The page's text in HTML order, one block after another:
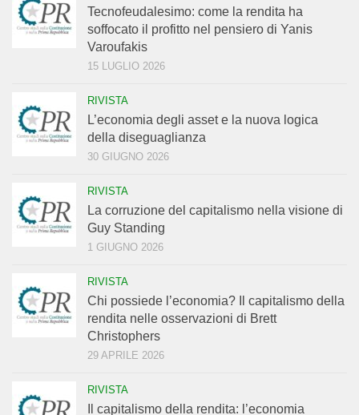
Tecnofeudalesimo: come la rendita ha
soffocato il profitto nel pensiero di Yanis
Varoufakis
15 LUGLIO 2026
RIVISTA
L’economia degli asset e la nuova logica
della diseguaglianza
30 GIUGNO 2026
RIVISTA
La corruzione del capitalismo nella visione di
Guy Standing
1 GIUGNO 2026
RIVISTA
Chi possiede l’economia? Il capitalismo della
rendita nelle osservazioni di Brett
Christophers
29 APRILE 2026
RIVISTA
Il capitalismo della rendita: l’economia